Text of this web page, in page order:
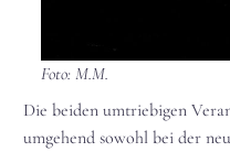
Foto: M.M.
Die beiden umtriebigen
umgehend sowohl bei der